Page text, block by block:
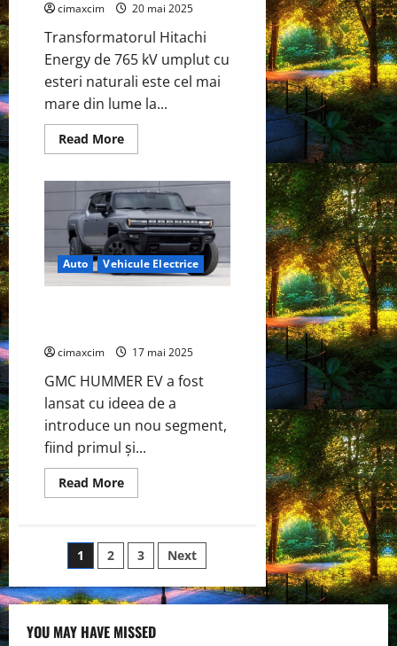
600
încărcare
în
40
de
minute
cimaxcim 20 mai 2025
Transformatorul Hitachi
Energy de 765 kV umplut cu
esteri naturali este cel mai
mare din lume la...
Read MoreRead
more
Energy
testează
cu
succes
un
transformator
revoluționar
de
765
siguranța
și
protecția
mediului
în
rețelele
electrice
Auto Vehicule Electrice
cimaxcim 17 mai 2025
GMC HUMMER EV a fost
lansat cu ideea de a
introduce un nou segment,
fiind primul și...
Read MoreRead
more
EV
2026
introduce
King
Crab
Paginație
articole
1 2 3 Next
YOU MAY HAVE MISSED